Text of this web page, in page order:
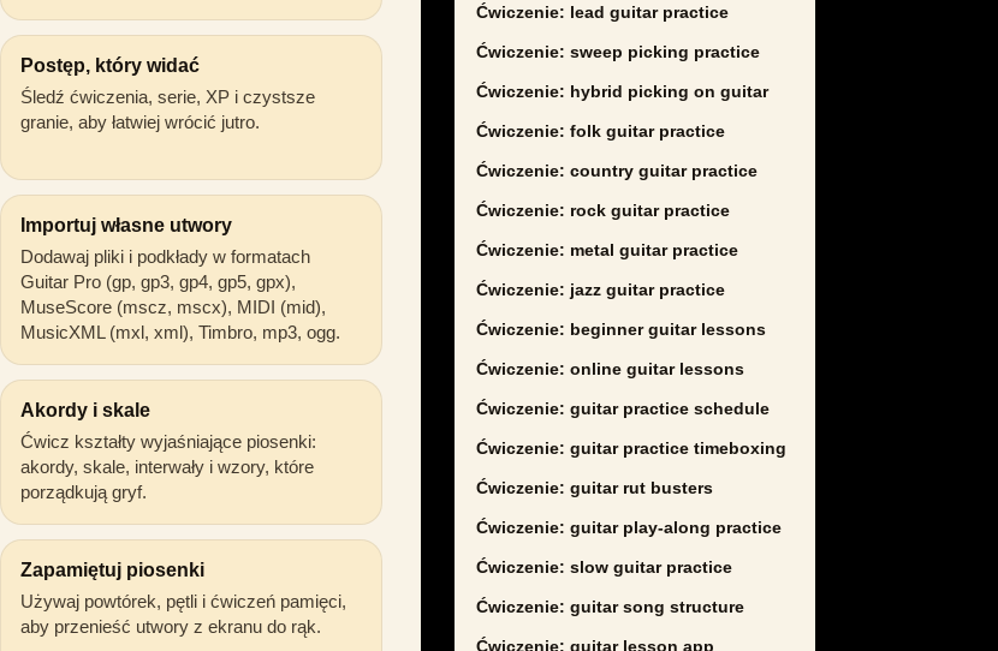
Postęp, który widać
Śledź ćwiczenia, serie, XP i czystsze
granie, aby łatwiej wrócić jutro.
Importuj własne utwory
Dodawaj pliki i podkłady w formatach
Guitar Pro (gp, gp3, gp4, gp5, gpx),
MuseScore (mscz, mscx), MIDI (mid),
MusicXML (mxl, xml), Timbro, mp3, ogg.
Akordy i skale
Ćwicz kształty wyjaśniające piosenki:
akordy, skale, interwały i wzory, które
porządkują gryf.
Zapamiętuj piosenki
Używaj powtórek, pętli i ćwiczeń pamięci,
aby przenieść utwory z ekranu do rąk.
Ćwiczenie: lead guitar practice
Ćwiczenie: sweep picking practice
Ćwiczenie: hybrid picking on guitar
Ćwiczenie: folk guitar practice
Ćwiczenie: country guitar practice
Ćwiczenie: rock guitar practice
Ćwiczenie: metal guitar practice
Ćwiczenie: jazz guitar practice
Ćwiczenie: beginner guitar lessons
Ćwiczenie: online guitar lessons
Ćwiczenie: guitar practice schedule
Ćwiczenie: guitar practice timeboxing
Ćwiczenie: guitar rut busters
Ćwiczenie: guitar play-along practice
Ćwiczenie: slow guitar practice
Ćwiczenie: guitar song structure
Ćwiczenie: guitar lesson app